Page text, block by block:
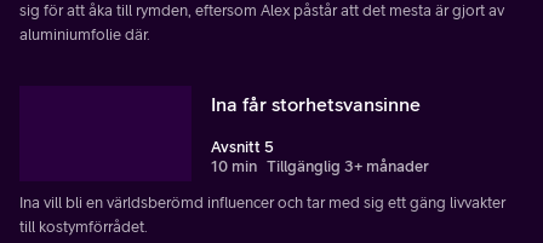
sig för att åka till rymden, eftersom Alex påstår att det mesta är gjort av
aluminiumfolie där.
Ina får storhetsvansinne
Avsnitt 5
10 min Tillgänglig 3+ månader
Ina vill bli en världsberömd influencer och tar med sig ett gäng livvakter
till kostymförrådet.